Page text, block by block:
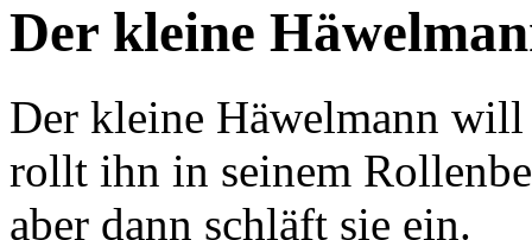
Der kleine
Der kleine Häwelmann
rollt ihn in seinem
aber dann schläft sie ein.